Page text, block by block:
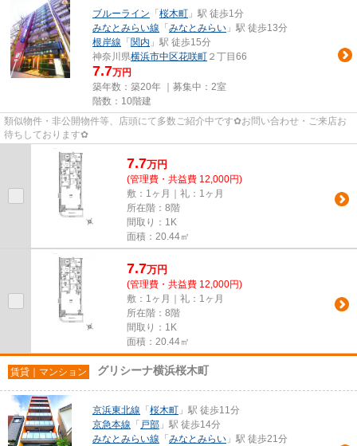
ブルーライン 「 桜木町 」駅 徒歩1分
みなとみらい線 「 みなとみらい 」駅 徒歩13分
根岸線 「 関内 」駅 徒歩15分
神奈川県横浜市中区花咲町 ２丁目66
7.7万円
築年数：築20年 ｜募集中： 2室
階数：10階建
類似物件・非公開物件等、店頭にて多数ご紹介中です✿お問い合わせ・ご来店お
待ちしております✿
7.7万円
(管理費・共益費 12,000円)
敷：1ヶ月｜礼：1ヶ月
所在階：8階
間取り：1K
面積：20.44㎡
7.7万円
(管理費・共益費 12,000円)
敷：1ヶ月｜礼：1ヶ月
所在階：8階
間取り：1K
面積：20.44㎡
賃貸｜マンション グリシーナ横浜桜木町
京浜東北線 「 桜木町 」駅 徒歩11分
京急本線 「 戸部 」駅 徒歩14分
みなとみらい線 「 みなとみらい 」駅 徒歩21分